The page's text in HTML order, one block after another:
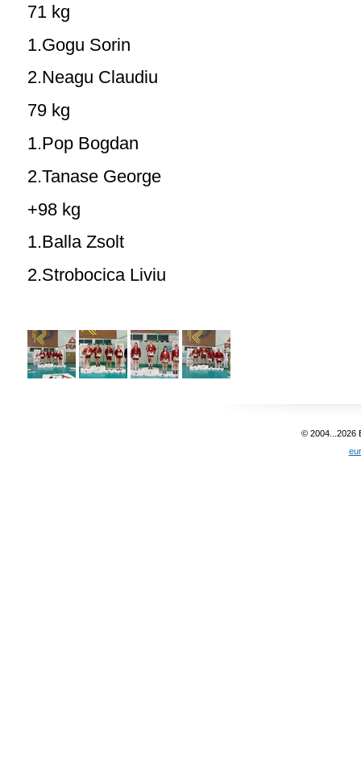
71 kg
1.Gogu Sorin
2.Neagu Claudiu
79 kg
1.Pop Bogdan
2.Tanase George
+98 kg
1.Balla Zsolt
2.Strobocica Liviu
© 2004...2026